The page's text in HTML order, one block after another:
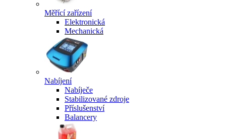
Měřící zařízení
Elektronická
Mechanická
Nabíjení
Nabíječe
Stabilizované zdroje
Příslušenství
Balancery